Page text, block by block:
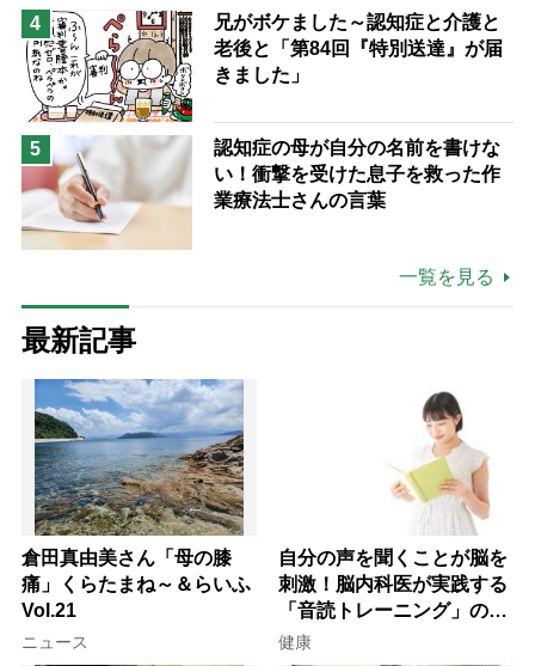
4
兄がボケました～認知症と介護と
老後と「第84回『特別送達』が届
きました」
5
認知症の母が自分の名前を書けな
い！衝撃を受けた息子を救った作
業療法士さんの言葉
一覧を見る
最新記事
倉田真由美さん「母の膝
痛」くらたまね～＆らいふ
Vol.21
ニュース
自分の声を聞くことが脳を
刺激！脳内科医が実践する
「音読トレーニング」の極
意
健康